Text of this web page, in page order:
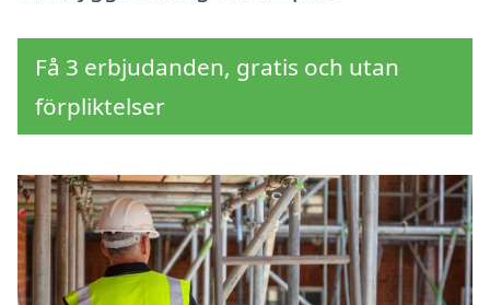
Få 3 erbjudanden, gratis och utan
förpliktelser